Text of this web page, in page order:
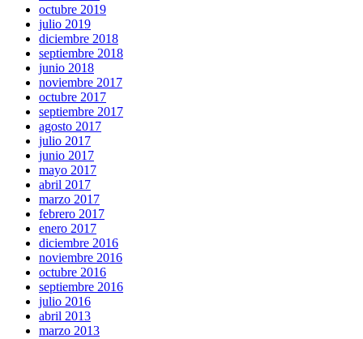
octubre 2019
julio 2019
diciembre 2018
septiembre 2018
junio 2018
noviembre 2017
octubre 2017
septiembre 2017
agosto 2017
julio 2017
junio 2017
mayo 2017
abril 2017
marzo 2017
febrero 2017
enero 2017
diciembre 2016
noviembre 2016
octubre 2016
septiembre 2016
julio 2016
abril 2013
marzo 2013